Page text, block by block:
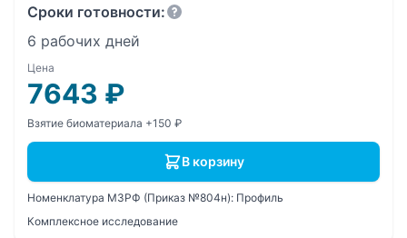
Сроки готовности:
6 рабочих дней
Цена
7643 ₽
Взятие биоматериала +150 ₽
В корзину
Номенклатура МЗРФ (Приказ №804н): Профиль
Комплексное исследование